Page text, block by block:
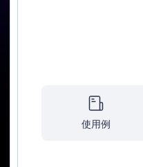
使用例